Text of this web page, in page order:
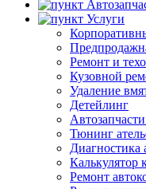
Услуги
Ремонт и
Кузовной
Удаление
Детейлинг
Тюнинг
Диагностика
Калькулятор
Ремонт